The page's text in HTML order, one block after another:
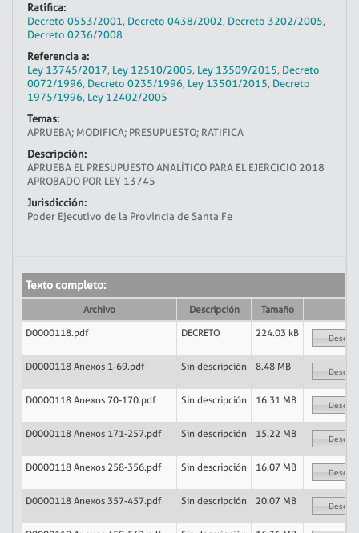
Ratifica:
Decreto 0553/2001, Decreto 0438/2002, Decreto 3202/2005,
Decreto 0236/2008
Referencia a:
Ley 13745/2017, Ley 12510/2005, Ley 13509/2015, Decreto
0072/1996, Decreto 0235/1996, Ley 13501/2015, Decreto
1975/1996, Ley 12402/2005
Temas:
APRUEBA; MODIFICA; PRESUPUESTO; RATIFICA
Descripción:
APRUEBA EL PRESUPUESTO ANALÍTICO PARA EL EJERCICIO 2018
APROBADO POR LEY 13745
Jurisdicción:
Poder Ejecutivo de la Provincia de Santa Fe
Texto completo:
Archivo Descripción
Tamaño
D0000118.pdf
DECRETO 224.03 kB
D0000118 Anexos 1-69.pdf Sin descripción 8.48 MB
D0000118 Anexos 70-170.pdf Sin descripción 16.31 MB
D0000118 Anexos 171-257.pdf Sin descripción 15.22 MB
D0000118 Anexos 258-356.pdf Sin descripción 16.07 MB
D0000118 Anexos 357-457.pdf Sin descripción 20.07 MB